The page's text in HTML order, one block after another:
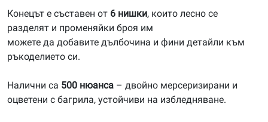
Конецът е съставен от 6 нишки, които лесно се
разделят и променяйки броя им
можете да добавите дълбочина и фини детайли към
ръкоделието си.
Налични са 500 нюанса – двойно мерсеризирани и
оцветени с багрила, устойчиви на избледняване.